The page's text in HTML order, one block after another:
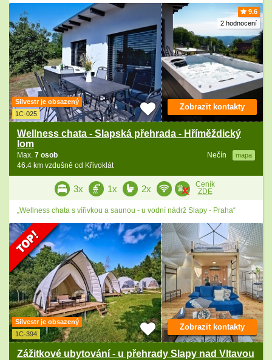
9.6
2 hodnocení
Silvestr je obsazený
1C-025
Wellness chata - Slapská přehrada - Hříměždický
lom
Nečín mapa
Max. 7 osob
46.4 km vzdušně od Křivoklát
Zobrazit kontakty
3x 1x 2x
Ceník
ZDE
„Wellness chata s vířivkou a saunou - u vodní nádrž Slapy - Praha“
Silvestr je obsazený
1C-394
Zážitkové ubytování - u přehrady Slapy nad Vltavou
Zobrazit kontakty